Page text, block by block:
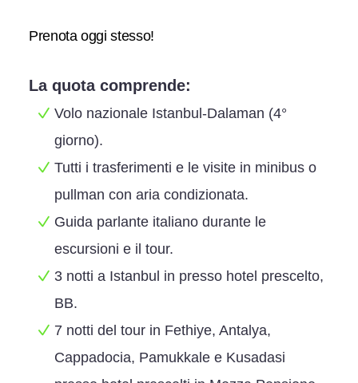
Prenota oggi stesso!
La quota comprende:
Volo nazionale Istanbul-Dalaman (4°
giorno).
Tutti i trasferimenti e le visite in minibus o
pullman con aria condizionata.
Guida parlante italiano durante le
escursioni e il tour.
3 notti a Istanbul in presso hotel prescelto,
BB.
7 notti del tour in Fethiye, Antalya,
Cappadocia, Pamukkale e Kusadasi